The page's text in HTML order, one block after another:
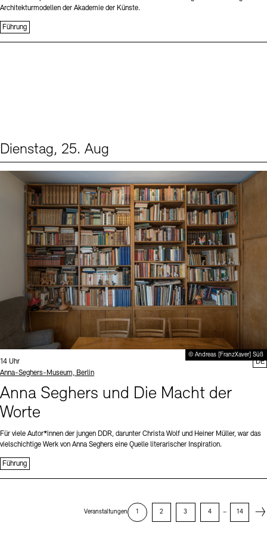
Architekturmodellen der Akademie der Künste.
Führung
Dienstag, 25. Aug
© Andreas [FranzXaver] Süß
Uhrzeit:
14 Uhr
Standort
Anna-Seghers-Museum, Berlin
Anna Seghers und Die Macht der
Worte
Für viele Autor*innen der jungen DDR, darunter Christa Wolf und Heiner Müller, war das
vielschichtige Werk von Anna Seghers eine Quelle literarischer Inspiration.
Führung
DE
Veranstaltungen 1 2 3 4 – 14